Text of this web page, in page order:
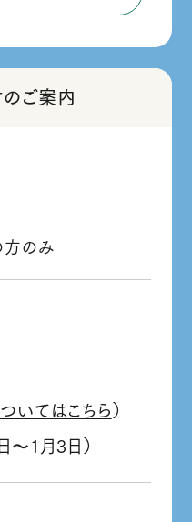
ご案内
方のみ
いてはこちら ）
1月3日）